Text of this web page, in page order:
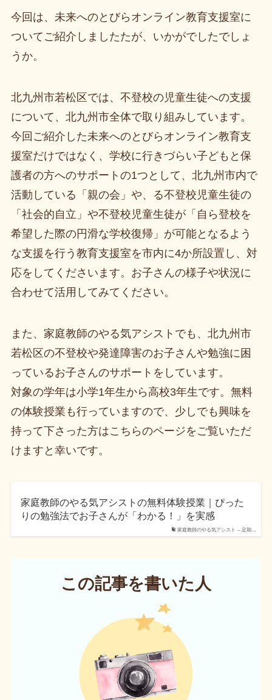
今回は、未来へのとびらオンライン教育支援室に
ついてご紹介しましたたが、いかがでしたでしょ
うか。
北九州市若松区では、不登校の児童⽣徒への支援
について、北九州市全体で取り組みしています。
今回ご紹介した未来へのとびらオンライン教育支
援室だけではなく、学校に行きづらい子どもと保
護者の方へのサポートの1つとして、北九州市内で
活動している「親の会」や、る不登校児童生徒の
「社会的自立」や不登校児童生徒が「自ら登校を
希望した際の円滑な学校復帰」が可能となるよう
な支援を行う教育支援室を市内に4か所設置し、対
応をしてくださいます。お子さんの様子や状況に
合わせて活用してみてください。
また、家庭教師のやる気アシストでも、北九州市
若松区の不登校や発達障害のお子さんや勉強に困
っているお子さんのサポートをしています。
対象の学年は小学1年生から高校3年生です。無料
の体験授業も行っていますので、少しでも興味を
持って下さった方はこちらのページをご覧いただ
けますと幸いです。
家庭教師のやる気アシスト – 定期…
家庭教師のやる気アシストの無料体験授業｜ぴった
りの勉強法でお子さんが「わかる！」を実感
この記事を書いた人